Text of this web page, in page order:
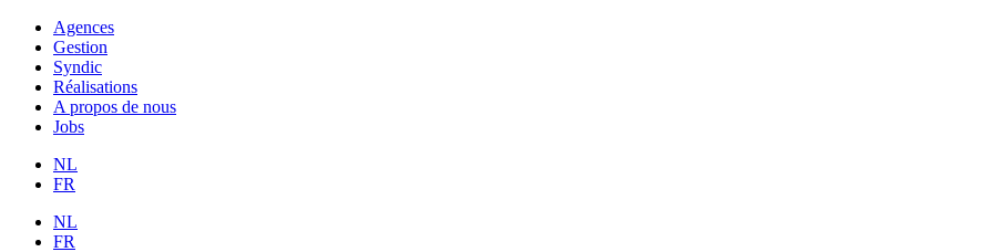
Agences
Gestion
Syndic
Réalisations
A propos de nous
Jobs
NL
FR
NL
FR